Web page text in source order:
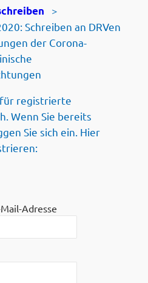
>
Schreiben an DRVen
der Corona-
registrierte
Wenn Sie bereits
Sie sich ein. Hier
Adresse